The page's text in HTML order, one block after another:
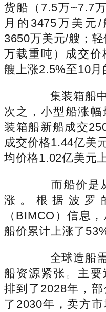
货船（7.5万~7.7
月的3475万美元
3650万美元/艘；
万载重吨）成交
艘上涨2.5%至10月
集装箱船中
次之，小型船涨
装箱船新船成交
成交价格1.44亿美
均价格1.02亿美元
而船价是从
涨。根据波罗
（BIMCO）信息
船价累计上涨了53%
全球造船需
船资源紧张。主
排到了2028年，
了2030年，卖方